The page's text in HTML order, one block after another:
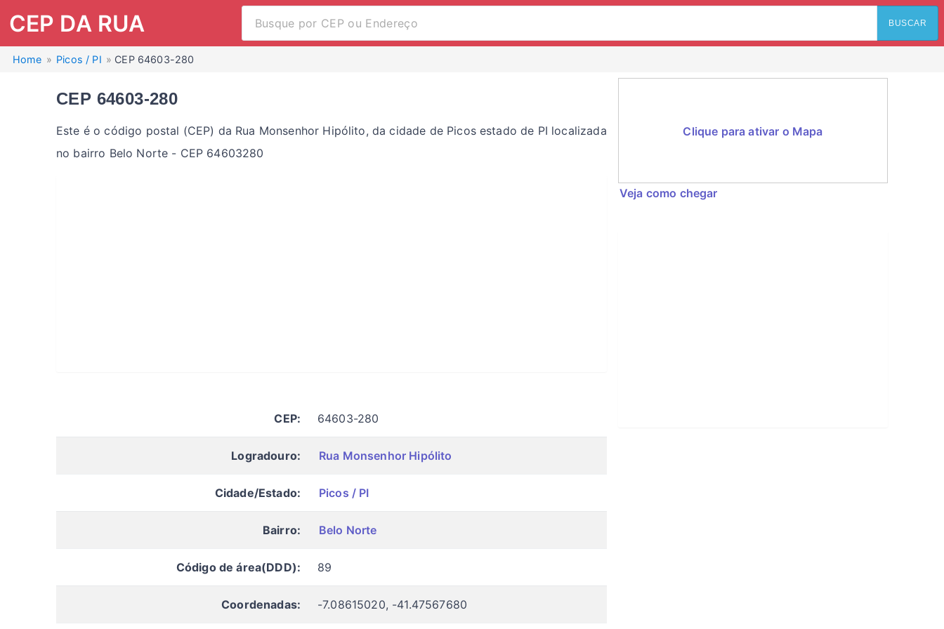
CEP DA RUA BUSCAR
Home Picos / PI CEP 64603-280
CEP 64603-280
Este é o código postal (CEP) da Rua Monsenhor Hipólito, da cidade de Picos estado de PI localizada
no bairro Belo Norte - CEP 64603280
CEP: 64603-280
Logradouro: Rua Monsenhor Hipólito
Cidade/Estado: Picos / PI
Bairro: Belo Norte
Código de área(DDD): 89
Coordenadas: -7.08615020, -41.47567680
Clique para ativar o Mapa
Veja como chegar